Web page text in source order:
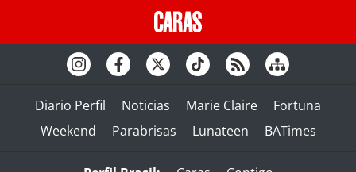
Diario Perfil Noticias Marie Claire
Fortuna
Weekend
Parabrisas Lunateen BATimes